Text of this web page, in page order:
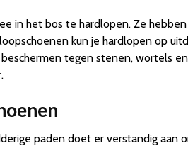
in het bos te hardlopen. Ze
kun je hardlopen op
tegen stenen, wortels
paden doet er verstandig aan